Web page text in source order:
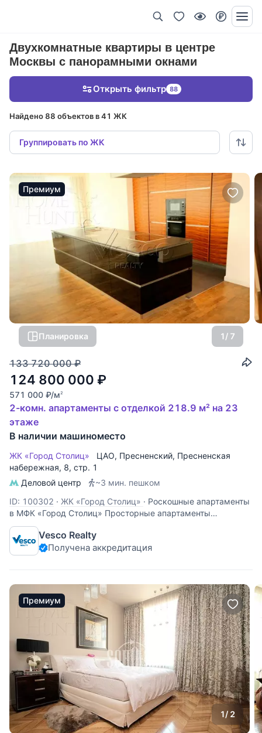
Двухкомнатные квартиры в центре
Москвы с панорамными окнами
Найдено 88 объектов в 41 ЖК
Группировать по ЖК
Открыть фильтр 88
Премиум
Планировка 1/ 7
133 720 000 ₽
124 800 000 ₽
571 000 ₽/м2
2-комн. апартаменты с отделкой 218.9 м² на 23
этаже
В наличии машиноместо
ЖК «Город Столиц» ЦАО, Пресненский, Пресненская
набережная, 8, стр. 1
Деловой центр
~3 мин. пешком
ID: 100302 · ЖК «Город Столиц» · Роскошные апартаменты
в МФК «Город Столиц» Просторные апартаменты
площадью 219 квадратных метров расположились на 23
этаже башни «Москва». Пространство спланировано как
трёхкомнатная квартира с великолепными видами на
Vesco Realty
Получена аккредитация
Премиум
1/ 2